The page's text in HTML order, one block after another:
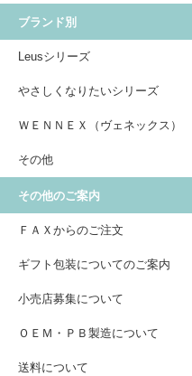
ブランド別
Leusシリーズ
やさしくなりたいシリーズ
ＷＥＮＮＥＸ（ヴェネックス）
その他
その他のご案内
ＦＡＸからのご注文
ギフト包装についてのご案内
小売店募集について
ＯＥＭ・ＰＢ製造について
送料について